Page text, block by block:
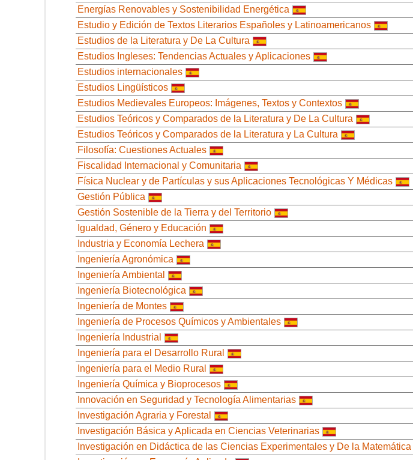
Energías Renovables y Sostenibilidad Energética
Estudio y Edición de Textos Literarios Españoles y Latinoamericanos
Estudios de la Literatura y De La Cultura
Estudios Ingleses: Tendencias Actuales y Aplicaciones
Estudios internacionales
Estudios Lingüísticos
Estudios Medievales Europeos: Imágenes, Textos y Contextos
Estudios Teóricos y Comparados de la Literatura y De La Cultura
Estudios Teóricos y Comparados de la Literatura y La Cultura
Filosofía: Cuestiones Actuales
Fiscalidad Internacional y Comunitaria
Física Nuclear y de Partículas y sus Aplicaciones Tecnológicas Y Médicas
Gestión Pública
Gestión Sostenible de la Tierra y del Territorio
Igualdad, Género y Educación
Industria y Economía Lechera
Ingeniería Agronómica
Ingeniería Ambiental
Ingeniería Biotecnológica
Ingeniería de Montes
Ingeniería de Procesos Químicos y Ambientales
Ingeniería Industrial
Ingeniería para el Desarrollo Rural
Ingeniería para el Medio Rural
Ingeniería Química y Bioprocesos
Innovación en Seguridad y Tecnología Alimentarias
Investigación Agraria y Forestal
Investigación Básica y Aplicada en Ciencias Veterinarias
Investigación en Didáctica de las Ciencias Experimentales y De la Matemática